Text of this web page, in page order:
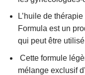
L’huile de
Formula est un
qui peut être
Cette formule
mélange exclusif